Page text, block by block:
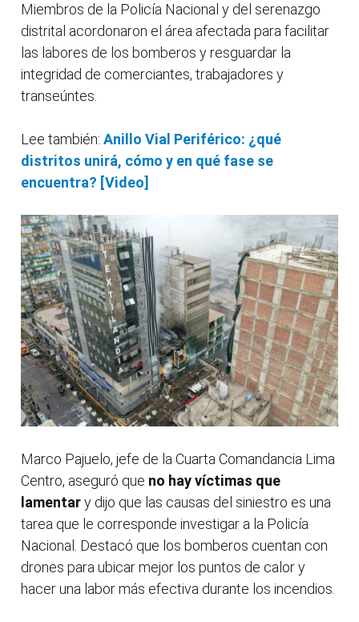
Miembros de la Policía Nacional y del serenazgo
distrital acordonaron el área afectada para facilitar
las labores de los bomberos y resguardar la
integridad de comerciantes, trabajadores y
transeúntes.
Lee también: Anillo Vial Periférico: ¿qué
distritos unirá, cómo y en qué fase se
encuentra? [Video]
Marco Pajuelo, jefe de la Cuarta Comandancia Lima
Centro, aseguró que no hay víctimas que
lamentary dijo que las causas del siniestro es una
tarea que le corresponde investigar a la Policía
Nacional. Destacó que los bomberos cuentan con
drones para ubicar mejor los puntos de calor y
hacer una labor más efectiva durante los incendios.